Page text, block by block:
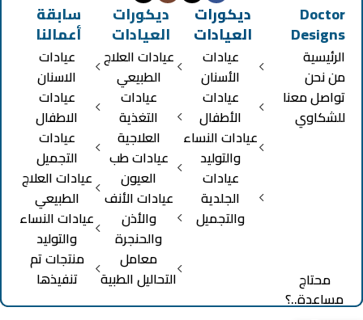
Doctor
Designs
الرئيسية
من نحن
تواصل معنا
للشكاوي
ديكورات
العيادات
عيادات
الأسنان
عيادات
الأطفال
عيادات النساء
والتوليد
عيادات
الجلدية
والتجميل
ديكورات
العيادات
عيادات العلاج
الطبيعي
عيادات
التغذية
العلاجية
عيادات طب
العيون
عيادات الأنف
والأذن
والحنجرة
معامل
التحاليل الطبية
سابقة
أعمالنا
عيادات
الاسنان
عيادات
الاطفال
عيادات
التجميل
عيادات العلاج
الطبيعي
عيادات النساء
والتوليد
منتجات تم
تنفيذها
محتاج
مساعدة..؟